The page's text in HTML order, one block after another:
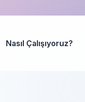
Nasıl Çalışıyoruz?